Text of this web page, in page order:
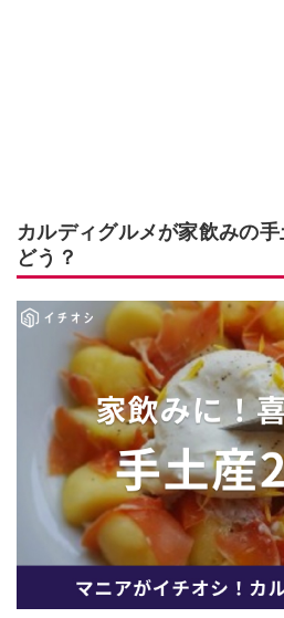
カルディグルメが家飲みの
どう？